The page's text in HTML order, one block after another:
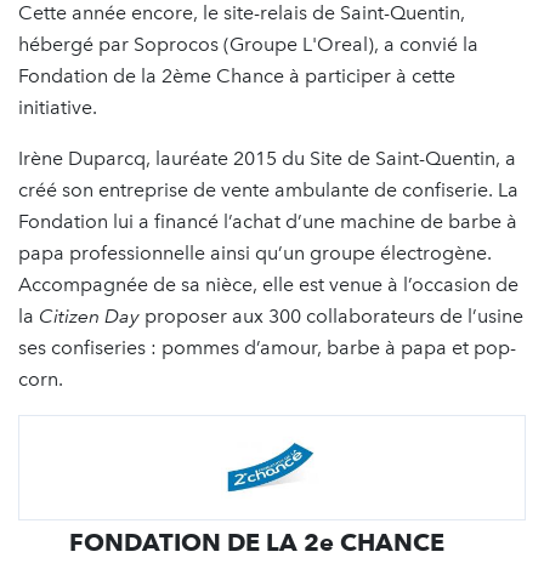
Cette année encore, le site-relais de Saint-Quentin,
hébergé par Soprocos (Groupe L'Oreal), a convié la
Fondation de la 2ème Chance à participer à cette
initiative.
Irène Duparcq, lauréate 2015 du Site de Saint-Quentin, a
créé son entreprise de vente ambulante de confiserie. La
Fondation lui a financé l’achat d’une machine de barbe à
papa professionnelle ainsi qu’un groupe électrogène.
Accompagnée de sa nièce, elle est venue à l’occasion de
la Citizen Day proposer aux 300 collaborateurs de l’usine
ses confiseries : pommes d’amour, barbe à papa et pop-
corn.
FONDATION DE LA 2e CHANCE